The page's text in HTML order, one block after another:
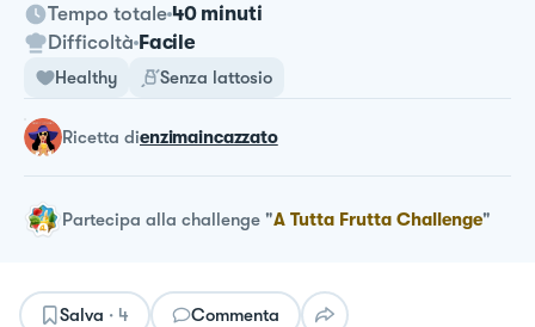
Tempo totale 40 minuti
Difficoltà Facile
Healthy Senza lattosio
ricetta dienzimaincazzato
Partecipa alla challenge "A Tutta Frutta Challenge"
Salva · 4 Commenta